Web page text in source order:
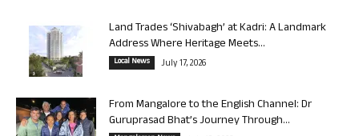
Land Trades ‘Shivabagh’ at Kadri: A Landmark
Address Where Heritage Meets...
Local News July 17, 2026
From Mangalore to the English Channel: Dr
Guruprasad Bhat’s Journey Through...